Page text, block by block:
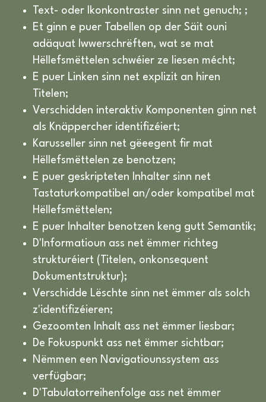
Text- oder Ikonkontraster sinn net genuch; ;
Et ginn e puer Tabellen op der Säit ouni
adäquat Iwwerschrëften, wat se mat
Hëllefsmëttelen schwéier ze liesen mécht;
E puer Linken sinn net explizit an hiren
Titelen;
Verschidden interaktiv Komponenten ginn net
als Knäppercher identifizéiert;
Karusseller sinn net gëeegent fir mat
Hëllefsmëttelen ze benotzen;
E puer geskripteten Inhalter sinn net
Tastaturkompatibel an/oder kompatibel mat
Hëllefsmëttelen;
E puer Inhalter benotzen keng gutt Semantik;
D'Informatioun ass net ëmmer richteg
strukturéiert (Titelen, onkonsequent
Dokumentstruktur);
Verschidde Lëschte sinn net ëmmer als solch
z'identifizéieren;
Gezoomten Inhalt ass net ëmmer liesbar;
De Fokuspunkt ass net ëmmer sichtbar;
Nëmmen een Navigatiounssystem ass
verfügbar;
D'Tabulatorreihenfolge ass net ëmmer